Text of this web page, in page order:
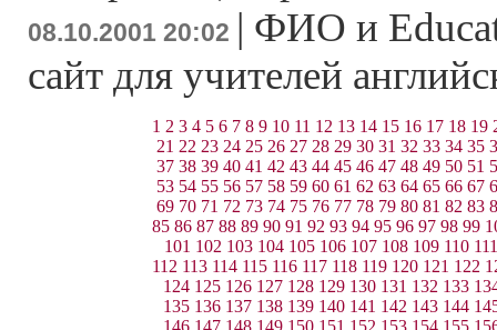
08.10.2001 20:02 | ФИО и
сайт для учителей
1 2 3 4 5 6 7 8 9 10 11 12 13 14 15 16 17 18 19
21 22 23 24 25 26 27 28 29 30 31 32 33 34 35
37 38 39 40 41 42 43 44 45 46 47 48 49 50 51
53 54 55 56 57 58 59 60 61 62 63 64 65 66 67
69 70 71 72 73 74 75 76 77 78 79 80 81 82 83
85 86 87 88 89 90 91 92 93 94 95 96 97 98 99
101 102 103 104 105 106 107 108 109 110 111
112 113 114 115 116 117 118 119 120 121 122
124 125 126 127 128 129 130 131 132 133
135 136 137 138 139 140 141 142 143 144
146 147 148 149 150 151 152 153 154 155